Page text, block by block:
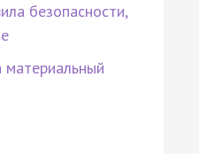
безопасности,